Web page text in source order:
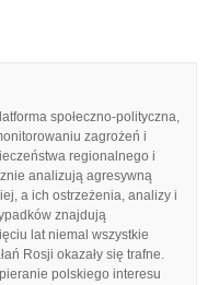
społeczno-polityczna,
zagrożeń i
regionalnego i
analizują agresywną
a ich ostrzeżenia, analizy i
znajdują
lat niemal wszystkie
Rosji okazały się trafne.
polskiego interesu